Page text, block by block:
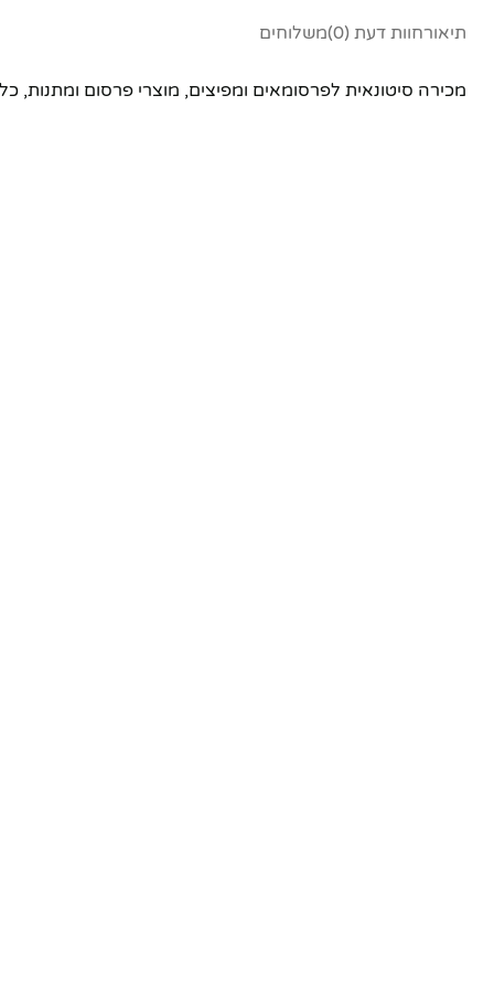
תיאורחוות דעת (0) משלוחים
מכירה סיטונאית לפרסומאים ומפיצים, מוצרי פרסום ומתנות,